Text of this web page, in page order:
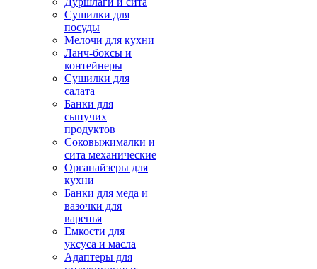
Сушилки для
посуды
Мелочи для кухни
Ланч-боксы и
контейнеры
Сушилки для
салата
Банки для
сыпучих
продуктов
Соковыжималки и
сита механические
Органайзеры для
кухни
Банки для меда и
вазочки для
варенья
Емкости для
уксуса и масла
Адаптеры для